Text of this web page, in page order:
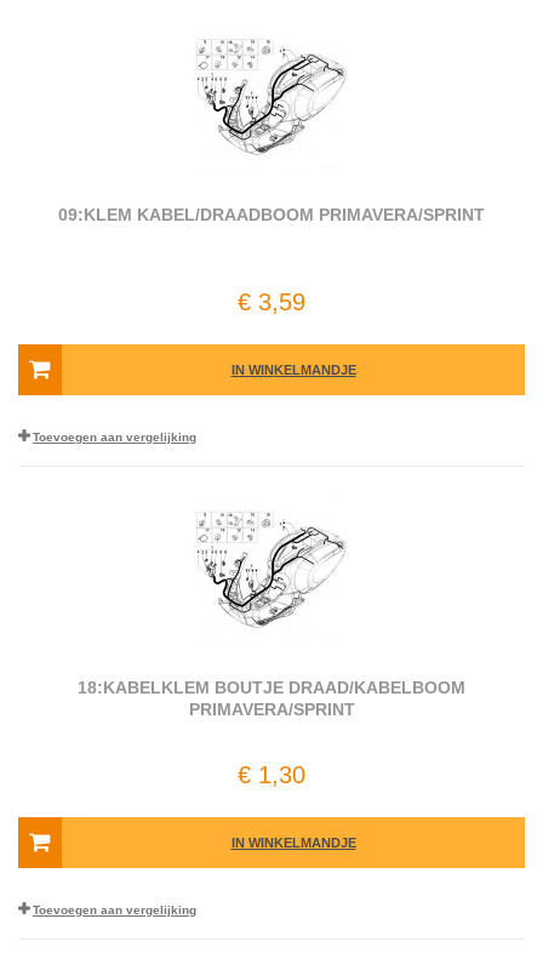
09:KLEM KABEL/DRAADBOOM PRIMAVERA/SPRINT
€ 3,59
IN WINKELMANDJE
Toevoegen aan vergelijking
18:KABELKLEM BOUTJE DRAAD/KABELBOOM
PRIMAVERA/SPRINT
€ 1,30
IN WINKELMANDJE
Toevoegen aan vergelijking